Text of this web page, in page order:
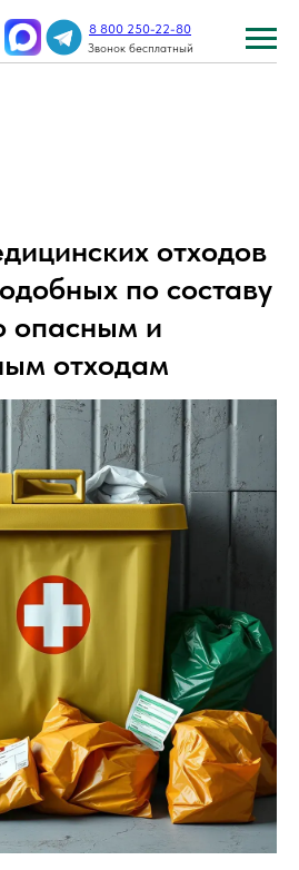
Звонок бесплатный
8 800 250-22-80
отходов
по составу
опасным и
отходам